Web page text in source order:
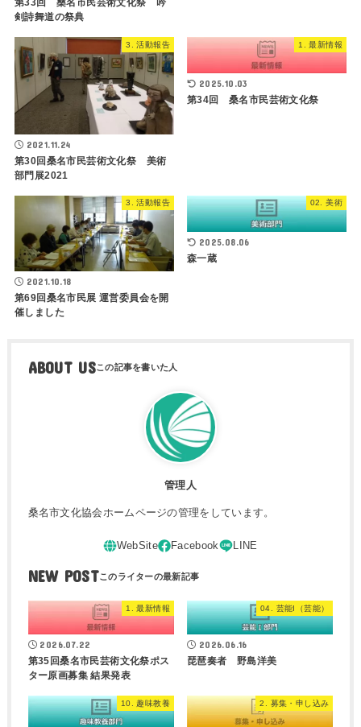
剣詩舞道の祭典
3. 活動報告
2021.11.24
第30回桑名市民芸術文化祭 美術
部門展2021
1. 最新情報
2025.10.03
第34回 桑名市民芸術文化祭
3. 活動報告
2021.10.18
第69回桑名市民展 運営委員会を開
催しました
02. 美術
2025.08.06
森一蔵
ABOUT US
管理人
桑名市文化協会ホームページの管理をしています。
NEW POST
1. 最新情報
2026.07.22
第35回桑名市民芸術文化祭ポス
ター原画募集 結果発表
04. 芸能I（芸能）
2026.06.16
琵琶奏者 野島洋美
10. 趣味教養 2. 募集・申し込み